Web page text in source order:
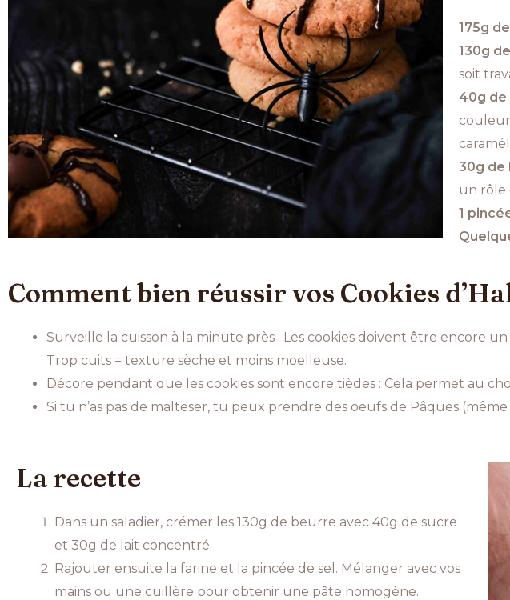
175g
130g
soit
40g de
30g de
un rôle
1
Comment bien réussir vos Cookies
Surveille la cuisson à la minute près : Les cookies doivent être encore
Trop cuits = texture sèche et moins moelleuse.
Décore pendant que les cookies sont encore tièdes : Cela permet au
Si tu n’as pas de malteser, tu peux prendre des oeufs de Pâques
La recette
Dans un saladier, crémer les 130g de beurre avec 40g de sucre
et 30g de lait concentré.
Rajouter ensuite la farine et la pincée de sel. Mélanger avec vos
mains ou une cuillère pour obtenir une pâte homogène.